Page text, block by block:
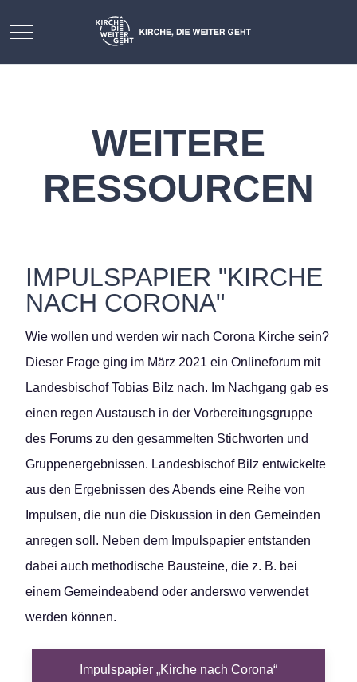
Mobile Menu Toggle
WEITERE
RESSOURCEN
IMPULSPAPIER "KIRCHE
NACH CORONA"
Wie wollen und werden wir nach Corona Kirche sein?
Dieser Frage ging im März 2021 ein Onlineforum mit
Landesbischof Tobias Bilz nach. Im Nachgang gab es
einen regen Austausch in der Vorbereitungsgruppe
des Forums zu den gesammelten Stichworten und
Gruppenergebnissen. Landesbischof Bilz entwickelte
aus den Ergebnissen des Abends eine Reihe von
Impulsen, die nun die Diskussion in den Gemeinden
anregen soll. Neben dem Impulspapier entstanden
dabei auch methodische Bausteine, die z. B. bei
einem Gemeindeabend oder anderswo verwendet
werden können.
Impulspapier „Kirche nach Corona“